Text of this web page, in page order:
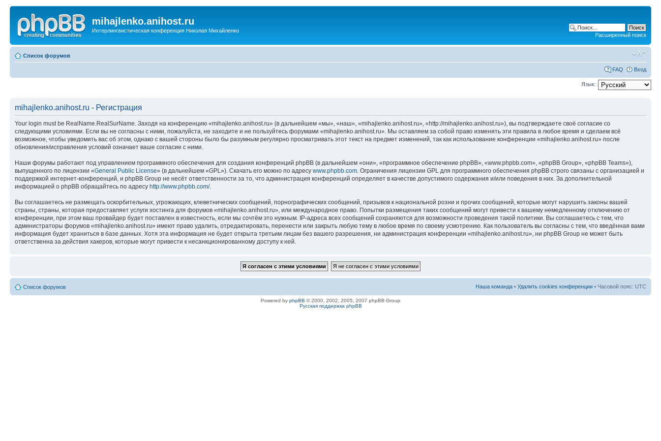
mihajlenko.anihost.ru
Интерлингвистическая конференция Николая Михайленко
Расширенный поиск
Список форумов
FAQ Вход
Язык:
mihajlenko.anihost.ru - Регистрация
Your login must be RealName.RealSurName. Заходя на конференцию «mihajlenko.anihost.ru» (в дальнейшем «мы», «наш», «mihajlenko.anihost.ru», «http://mihajlenko.anihost.ru»), вы подтверждаете своё согласие со
следующими условиями. Если вы не согласны с ними, пожалуйста, не заходите и не пользуйтесь форумами «mihajlenko.anihost.ru». Мы оставляем за собой право изменять эти правила в любое время и сделаем всё
возможное, чтобы уведомить вас об этом, однако с вашей стороны было бы разумным регулярно просматривать этот текст на предмет изменений, так как использование конференции «mihajlenko.anihost.ru» после
обновления/исправления условий означает ваше согласие с ними.
Наши форумы работают под управлением программного обеспечения для создания конференций phpBB (в дальнейшем «они», «программное обеспечение phpBB», «www.phpbb.com», «phpBB Group», «phpBB Teams»),
выпущенного по лицензии «General Public License» (в дальнейшем «GPL»). Скачать его можно по адресу www.phpbb.com. Ограничения лицензии GPL для программного обеспечения phpBB строго связаны с организацией и
поддержкой интернет-конференций, и phpBB Group не несёт ответственности за то, что администрация конференций определяет в качестве допустимого содержания и/или поведения в них. За дополнительной
информацией о phpBB обращайтесь по адресу http://www.phpbb.com/.
Вы соглашаетесь не размещать оскорбительных, угрожающих, клеветнических сообщений, порнографических сообщений, призывов к национальной розни и прочих сообщений, которые могут нарушить законы вашей
страны, страны, которая предоставляет услуги хостинга для форумов «mihajlenko.anihost.ru», или международное право. Попытки размещения таких сообщений могут привести к вашему немедленному отключению от
конференции, при этом ваш провайдер будет поставлен в известность, если мы сочтём это нужным. IP-адреса всех сообщений сохраняются для возможности проведения такой политики. Вы соглашаетесь с тем, что
администраторы форумов «mihajlenko.anihost.ru» имеют право удалить, отредактировать, перенести или закрыть любую тему в любое время по своему усмотрению. Как пользователь вы согласны с тем, что введённая вами
информация будет храниться в базе данных. Хотя эта информация не будет открыта третьим лицам без вашего разрешения, ни администрация конференции «mihajlenko.anihost.ru», ни phpBB Group не может быть
ответственна за действия хакеров, которые могут привести к несанкционированному доступу к ней.
Список форумов Наша команда • Удалить cookies конференции • Часовой пояс: UTC
Powered by phpBB © 2000, 2002, 2005, 2007 phpBB Group
Русская поддержка phpBB